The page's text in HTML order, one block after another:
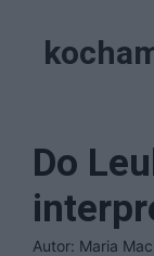
Do
Autor: Maria